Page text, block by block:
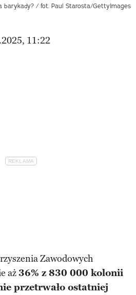
barykady? / fot. Paul Starosta/GettyImages
11:22
Zawodowych
aż36% z 830 000 kolonii
przetrwało ostatniej